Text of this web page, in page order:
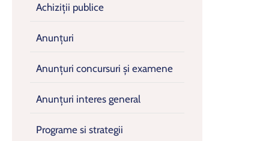
Achiziții publice
Anunțuri
Anunțuri concursuri și examene
Anunțuri interes general
Programe si strategii